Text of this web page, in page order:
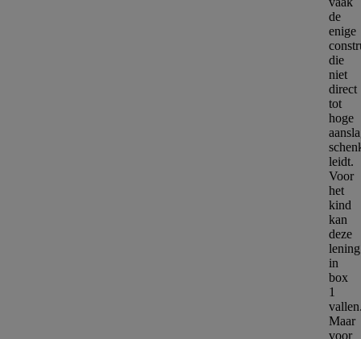
de
enige
die
niet
direct
tot
hoge
leidt.
Voor
het
kind
kan
deze
lening
in
box
1
Maar
voor